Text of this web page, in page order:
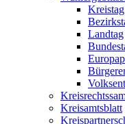
Landtag
Kreisamtsblatt